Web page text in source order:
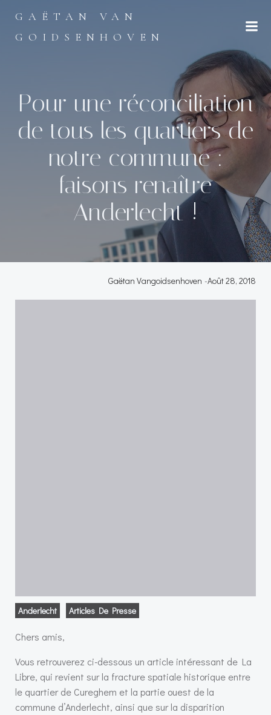
contenu
GAËTAN VAN
GOIDSENHOVEN
Pour une réconciliation
de tous les quartiers de
notre commune :
faisons renaître
Anderlecht !
Gaëtan Vangoidsenhoven -Août 28, 2018
Anderlecht Articles De Presse
Chers amis,
Vous retrouverez ci-dessous un article intéressant de La
Libre, qui revient sur la fracture spatiale historique entre
le quartier de Cureghem et la partie ouest de la
commune d’Anderlecht, ainsi que sur la disparition